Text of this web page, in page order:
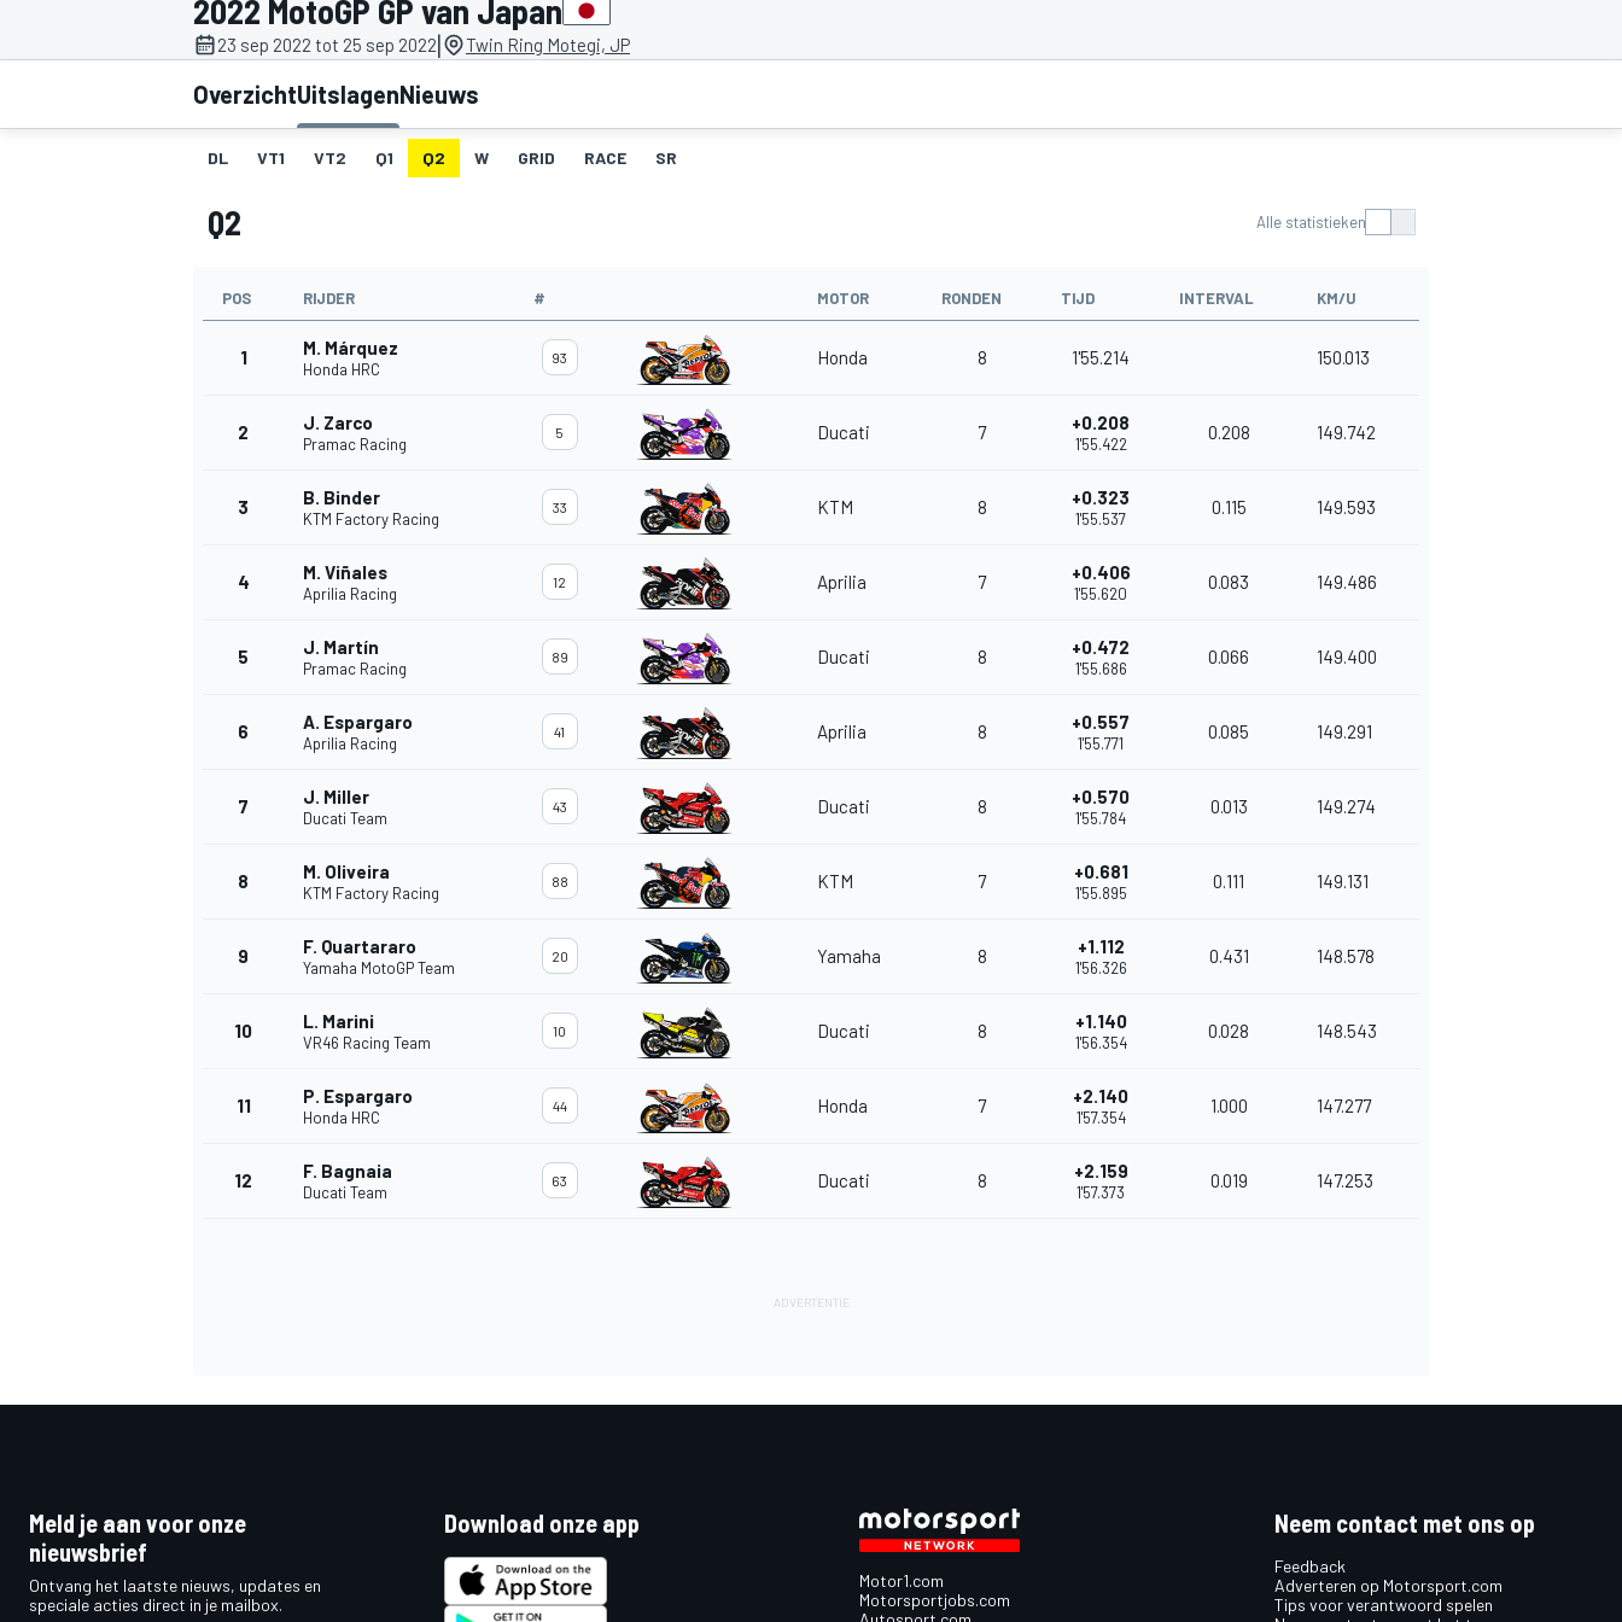
2022 MotoGP GP van Japan
23 sep 2022 tot 25 sep 2022| Twin Ring Motegi, JP
OverzichtUitslagenNieuws
DL VT1 VT2 Q1 Q2 W GRID RACE SR
Q2 Alle statistieken
POS RIJDER # MOTOR RONDEN TIJD INTERVAL KM/U
1 M. Márquez
Honda HRC
93 Honda 8 1'55.214 150.013
2 J. Zarco
Pramac Racing
5 Ducati 7 +0.208
1'55.422
0.208 149.742
3 B. Binder
KTM Factory Racing
33 KTM 8 +0.323
1'55.537
0.115 149.593
4 M. Viñales
Aprilia Racing
12 Aprilia 7 +0.406
1'55.620
0.083 149.486
5 J. Martín
Pramac Racing
89 Ducati 8 +0.472
1'55.686
0.066 149.400
6 A. Espargaro
Aprilia Racing
41 Aprilia 8 +0.557
1'55.771
0.085 149.291
7 J. Miller
Ducati Team
43 Ducati 8 +0.570
1'55.784
0.013 149.274
8 M. Oliveira
KTM Factory Racing
88 KTM 7 +0.681
1'55.895
0.111 149.131
9 F. Quartararo
Yamaha MotoGP Team
20 Yamaha 8 +1.112
1'56.326
0.431 148.578
10 L. Marini
VR46 Racing Team
10 Ducati 8 +1.140
1'56.354
0.028 148.543
11 P. Espargaro
Honda HRC
44 Honda 7 +2.140
1'57.354
1.000 147.277
12 F. Bagnaia
Ducati Team
63 Ducati 8 +2.159
1'57.373
0.019 147.253
Meld je aan voor onze
nieuwsbrief
Ontvang het laatste nieuws, updates en
speciale acties direct in je mailbox.
Download onze app
Motor1.com
Motorsportjobs.com
Neem contact met ons op
Feedback
Adverteren op Motorsport.com
Tips voor verantwoord spelen